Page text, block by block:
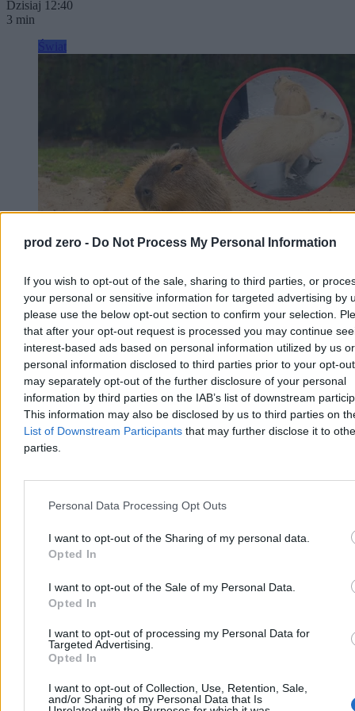
prod zero - Do Not Process My Personal Information
If you wish to opt-out of the sale, sharing to third parties, or
your personal or sensitive information for targeted advertising by
please use the below opt-out section to confirm your selection.
that after your opt-out request is processed you may continue
interest-based ads based on personal information utilized by us or
personal information disclosed to third parties prior to your opt-
may separately opt-out of the further disclosure of your personal
information by third parties on the IAB’s list of downstream
This information may also be disclosed by us to third parties on
List of Downstream Participants that may further disclose it to
parties.
Personal Data Processing Opt Outs
I want to opt-out of the Sharing of my personal data.
Opted In
I want to opt-out of the Sale of my Personal Data.
Opted In
I want to opt-out of processing my Personal Data for
Targeted Advertising.
Opted In
I want to opt-out of Collection, Use, Retention, Sale,
and/or Sharing of my Personal Data that Is
Dzisiaj 12:40
3 min
Kapibary przyszły z wizytą. Zaskakujące
nagranie trafiło do sieci
Zaskakująca sytuacja w brazylijskim stanie Mato Grosso. Tuż przed
rozpoczęciem obrad przez drzwi frontowe lokalnego parlamentu ze
spokojem wkroczyły dwie kapibary. Największe gryzonie świata
bez pośpiechu zwiedziły recepcję, nie przejmując się obecnością
ludzi.
Dzisiaj 11:42